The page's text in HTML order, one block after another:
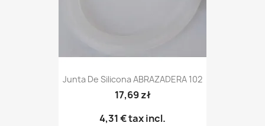
Junta De Silicona ABRAZADERA 102
17,69 zł
4,31 €tax incl.